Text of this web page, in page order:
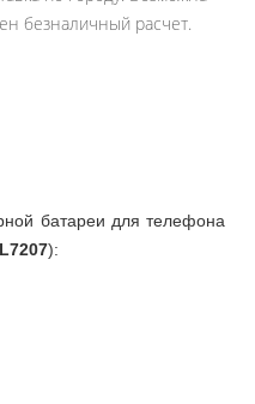
безналичный расчет.
батареи для телефона
):